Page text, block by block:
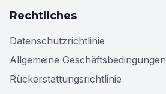
Rechtliches
Datenschutzrichtlinie
Allgemeine Geschäftsbedingungen
Rückerstattungsrichtlinie